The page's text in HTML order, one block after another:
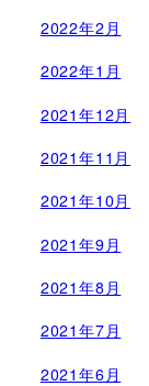
2022年2月
2022年1月
2021年12月
2021年11月
2021年10月
2021年9月
2021年8月
2021年7月
2021年6月